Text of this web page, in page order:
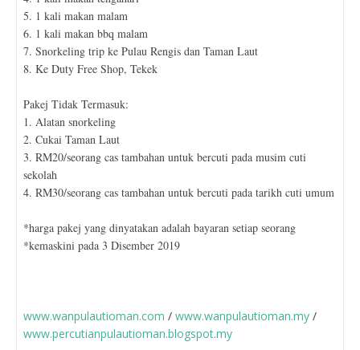
5. 1 kali makan malam
6. 1 kali makan bbq malam
7. Snorkeling trip ke Pulau Rengis dan Taman Laut
8. Ke Duty Free Shop, Tekek
Pakej Tidak Termasuk:
1. Alatan snorkeling
2. Cukai Taman Laut
3. RM20/seorang cas tambahan untuk bercuti pada musim cuti
sekolah
4. RM30/seorang cas tambahan untuk bercuti pada tarikh cuti umum
*harga pakej yang dinyatakan adalah bayaran setiap seorang
*kemaskini pada 3 Disember 2019
www.wanpulautioman.com / www.wanpulautioman.my /
www.percutianpulautioman.blogspot.my